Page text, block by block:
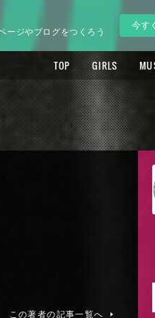
ージやブログをつくろう
今す
TOP GIRLS
この著者の記事一覧へ